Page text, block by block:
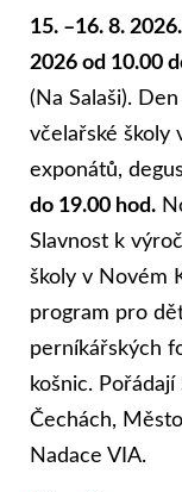
15. –16. 8.
2026 od 10.00
(Na Salaši).
včelařské školy
exponátů,
do 19.00 hod.
Slavnost k
školy v Novém
program pro
perníkářských
košnic.
Čechách,
Nadace VIA.